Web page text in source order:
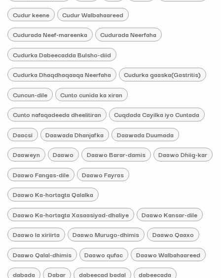
Cudur keene Cudur Walbahaareed
Cudurada Neef-mareenka Cudurada Neerfaha
Cudurka Dabeecadda Bulsho-diid
Cudurka Dhaqdhaqaaqa Neerfaha Cudurka gaaska(Gastritis)
Cuncun-dile Cunto cunida ka xiran
Cunto nafaqadeeda dheelitiran Cuqdada Cayilka iyo Cuntada
Daacsi Daawada Dhanjafka Daawada Duumada
Daaweyn Daawo Daawo Barar-damis Daawo Dhiig-kar
Daawo Fangas-dile Daawo Fayras
Daawo Ka-hortagta Qalalka
Daawo Ka-hortagta Xasaasiyad-dhaliye Daawo Kansar-dile
Daawo la xiriirta Daawo Murugo-dhimis Daawo Qaaxo
Daawo Qalal-dhimis Daawo qufac Daawo Walbahaareed
dabada Dabar dabeecad badal dabeecada